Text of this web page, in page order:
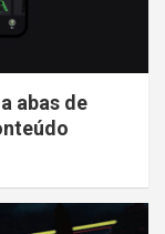
abas de